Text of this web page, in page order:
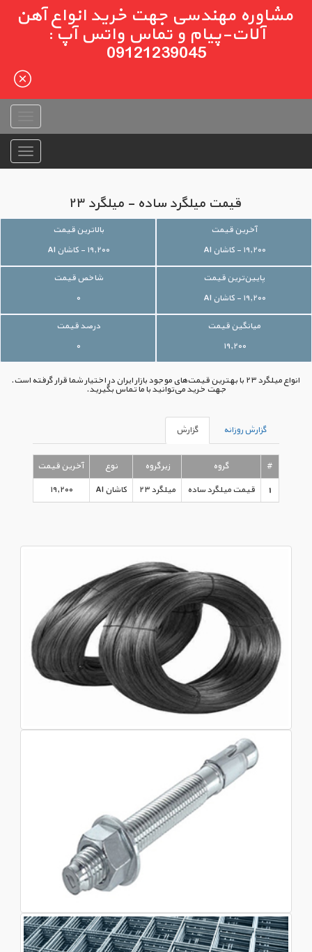
مشاوره مهندسی جهت خرید انواع آهن
آلات-پیام و تماس واتس آپ :
09121239045
قیمت میلگرد ساده - میلگرد ۲۳
آخرین قیمت
۱۹,۲۰۰ - کاشان AI
بالاترین قیمت
۱۹,۲۰۰ - کاشان AI
پایین‌ترین قیمت
۱۹,۲۰۰ - کاشان AI
شاخص قیمت
۰
میانگین قیمت
۱۹,۲۰۰
درصد قیمت
۰
انواع میلگرد ۲۳ با بهترین قیمت‌های موجود بازار ایران در اختیار شما قرار گرفته است.
جهت خرید می‌توانید با ما تماس بگیرید.
گزارش روزانه گزارش
# گروه زیرگروه نوع
آخرین قیمت
1
قیمت میلگرد ساده میلگرد ۲۳ کاشان AI ۱۹,۲۰۰